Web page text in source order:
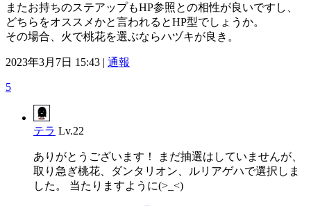
またお持ちのステアップもHP参照との相性が良いですし、
どちらをオススメかと言われるとHP型でしょうか。
その場合、火で桃花を選ぶならハヅキが良き。
2023年3月7日 15:43 | 通報
5
テラ Lv.22
ありがとうございます！ まだ抽選はしていませんが、
取り急ぎ桃花、ダンタリオン、ルリアゲハで選択しま
した。 当たりますように(>_<)